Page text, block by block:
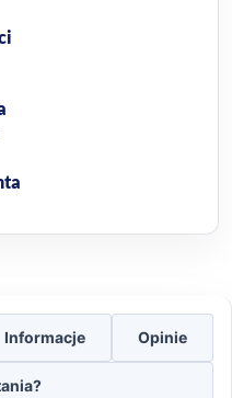
Informacje Opinie